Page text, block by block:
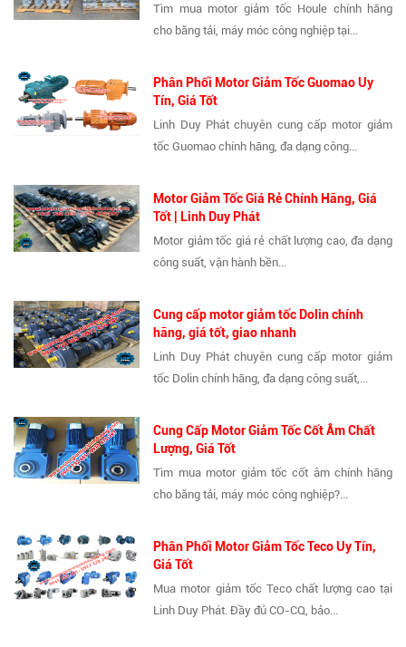
Tìm mua motor giảm tốc Houle chính hãng
cho băng tải, máy móc công nghiệp tại...
Phân Phối Motor Giảm Tốc Guomao Uy
Tín, Giá Tốt
Linh Duy Phát chuyên cung cấp motor giảm
tốc Guomao chính hãng, đa dạng công...
Motor Giảm Tốc Giá Rẻ Chính Hãng, Giá
Tốt | Linh Duy Phát
Motor giảm tốc giá rẻ chất lượng cao, đa dạng
công suất, vận hành bền...
Cung cấp motor giảm tốc Dolin chính
hãng, giá tốt, giao nhanh
Linh Duy Phát chuyên cung cấp motor giảm
tốc Dolin chính hãng, đa dạng công suất,...
Cung Cấp Motor Giảm Tốc Cốt Âm Chất
Lượng, Giá Tốt
Tìm mua motor giảm tốc cốt âm chính hãng
cho băng tải, máy móc công nghiệp?...
Phân Phối Motor Giảm Tốc Teco Uy Tín,
Giá Tốt
Mua motor giảm tốc Teco chất lượng cao tại
Linh Duy Phát. Đầy đủ CO-CQ, bảo...